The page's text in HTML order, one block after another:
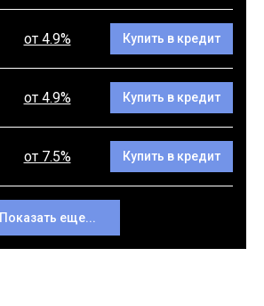
от 4.9% Купить в кредит
от 4.9% Купить в кредит
от 7.5% Купить в кредит
Показать еще...